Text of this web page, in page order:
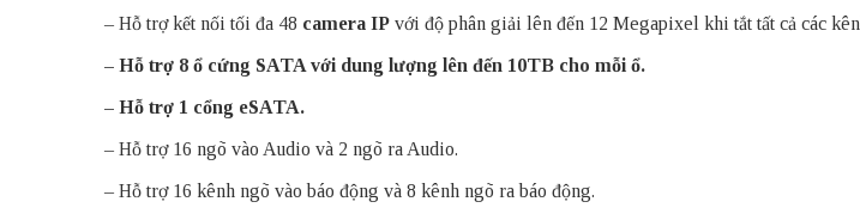
– Hỗ trợ kết nối tối đa 48 camera IP với độ phân giải lên đến 12 Megapixel khi tắt tất cả các
– Hỗ trợ 8 ổ cứng SATA với dung lượng lên đến 10TB cho mỗi ổ.
– Hỗ trợ 1 cổng eSATA.
– Hỗ trợ 16 ngõ vào Audio và 2 ngõ ra Audio.
– Hỗ trợ 16 kênh ngõ vào báo động và 8 kênh ngõ ra báo động.